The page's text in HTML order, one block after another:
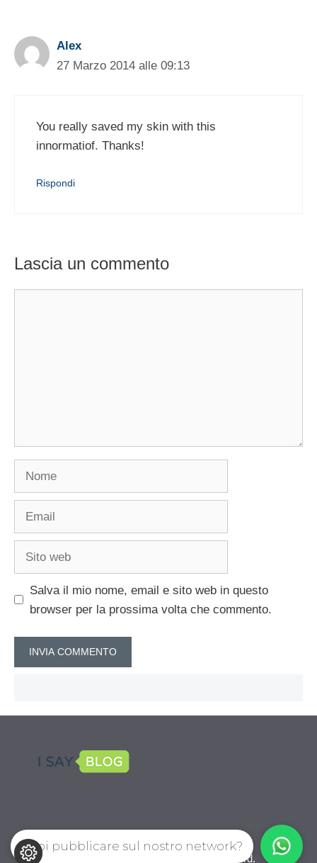
Alex
27 Marzo 2014 alle 09:13
You really saved my skin with this
innormatiof. Thanks!
Rispondi
Lascia un commento
Salva il mio nome, email e sito web in questo
browser per la prossima volta che commento.
CalcioPro.com © 2026. All right reserverd.
Vuoi pubblicare sul nostro network?